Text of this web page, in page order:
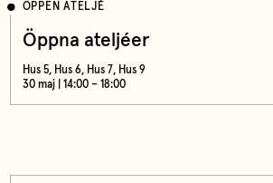
ÖPPEN ATELJÉ
Öppna ateljéer
Hus 5, Hus 6, Hus 7, Hus 9
30 maj | 14:00 – 18:00